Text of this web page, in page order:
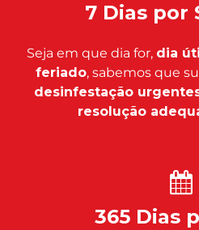
7 Dias por
Seja em que dia for, dia
feriado, sabemos que
desinfestação
resolução
365 Dias